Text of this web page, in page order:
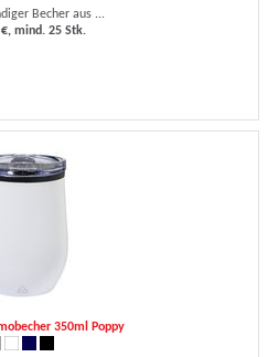
Becher aus ...
mind. 25 Stk.
350ml Poppy